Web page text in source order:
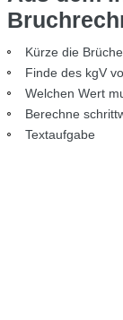
Kürze die
Finde des kgV
Welchen Wert
Berechne
Textaufgabe